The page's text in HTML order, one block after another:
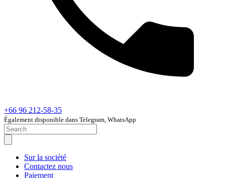
+66 96 212-58-35
Également disponible dans Telegram, WhatsApp
Sur la société
Contactez nous
Paiement